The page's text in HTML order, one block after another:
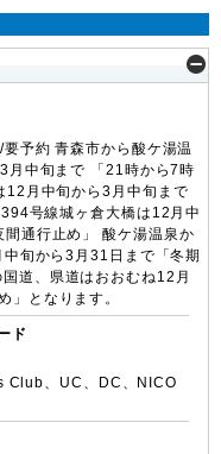
予約 青森市から酸ケ湯温
月中旬まで 「21時から7時
12月中旬から3月中旬まで
号線城ヶ倉大橋は12月中
通行止め」 酸ケ湯温泉か
旬から3月31日まで「冬期
道、県道はおおむね12月
」となります。
ド
Club、UC、DC、NICO